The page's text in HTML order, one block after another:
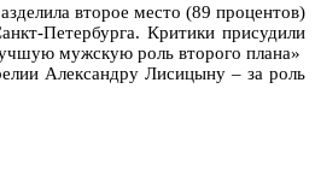
второе место (89 процентов)
Петербурга. Критики присудили
мужскую роль второго плана»
Александру Лисицыну – за роль